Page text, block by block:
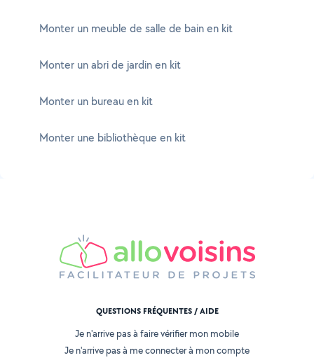
Monter un meuble de salle de bain en kit
Monter un abri de jardin en kit
Monter un bureau en kit
Monter une bibliothèque en kit
QUESTIONS FRÉQUENTES / AIDE
Je n'arrive pas à faire vérifier mon mobile
Je n'arrive pas à me connecter à mon compte